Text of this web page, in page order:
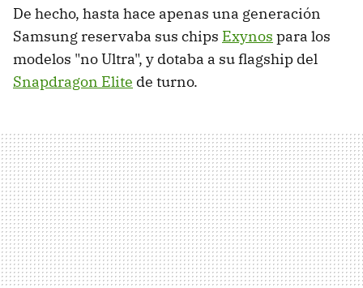
De hecho, hasta hace apenas una generación
Samsung reservaba sus chips Exynos para los
modelos "no Ultra", y dotaba a su flagship del
Snapdragon Elite de turno.